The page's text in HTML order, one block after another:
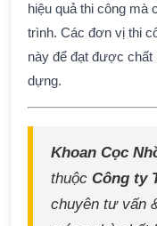
hiệu quả thi công mà
trình. Các đơn vị thi
này để đạt được
dựng.
Khoan Cọc
thuộc Công ty
chuyên tư vấn